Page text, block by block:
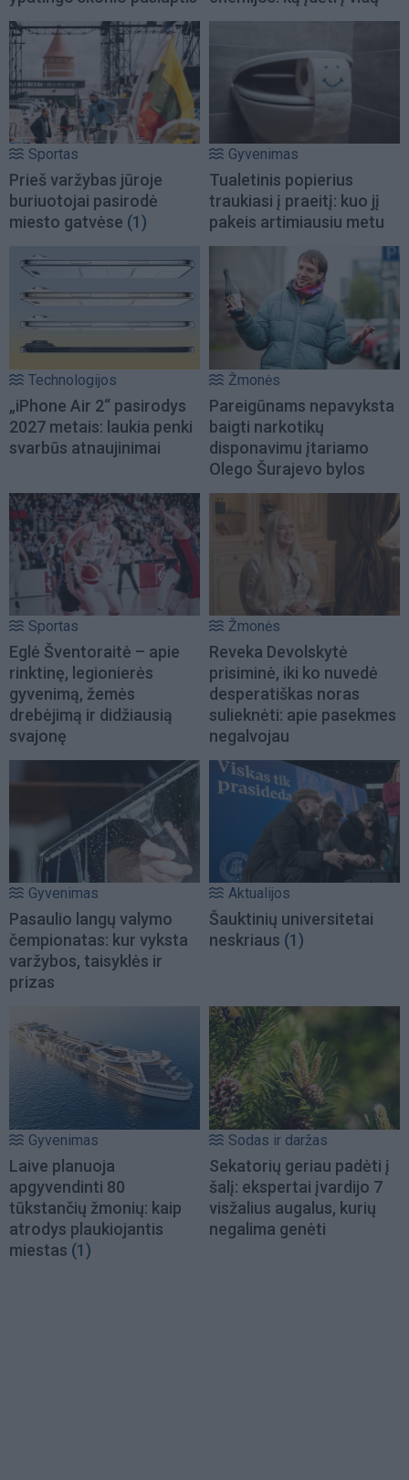
Sportas
Prieš varžybas jūroje
buriuotojai pasirodė
miesto gatvėse (1)
Gyvenimas
Tualetinis popierius
traukiasi į praeitį: kuo jį
pakeis artimiausiu metu
Technologijos
„iPhone Air 2“ pasirodys
2027 metais: laukia penki
svarbūs atnaujinimai
Žmonės
Pareigūnams nepavyksta
baigti narkotikų
disponavimu įtariamo
Olego Šurajevo bylos
Sportas
Eglė Šventoraitė – apie
rinktinę, legionierės
gyvenimą, žemės
drebėjimą ir didžiausią
svajonę
Žmonės
Reveka Devolskytė
prisiminė, iki ko nuvedė
desperatiškas noras
sulieknėti: apie pasekmes
negalvojau
Gyvenimas
Pasaulio langų valymo
čempionatas: kur vyksta
varžybos, taisyklės ir
prizas
Aktualijos
Šauktinių universitetai
neskriaus (1)
Gyvenimas
Laive planuoja
apgyvendinti 80
tūkstančių žmonių: kaip
atrodys plaukiojantis
miestas (1)
Sodas ir daržas
Sekatorių geriau padėti į
šalį: ekspertai įvardijo 7
visžalius augalus, kurių
negalima genėti